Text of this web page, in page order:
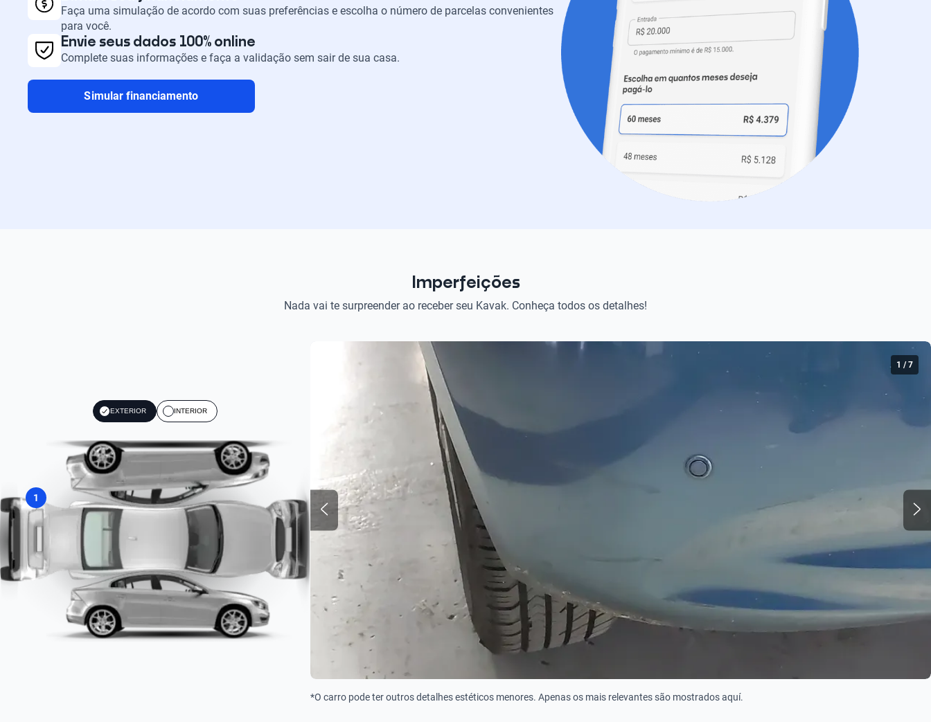
Faça uma simulação de acordo com suas preferências e escolha o número de parcelas convenientes
para você.
Envie seus dados 100% online
Complete suas informações e faça a validação sem sair de sua casa.
Simular financiamento
Imperfeições
Nada vai te surpreender ao receber seu Kavak. Conheça todos os detalhes!
EXTERIOR INTERIOR
1
1 /7
*O carro pode ter outros detalhes estéticos menores. Apenas os mais relevantes são mostrados aquí.